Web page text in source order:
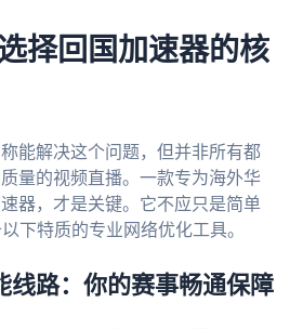
择回国加速器的核
能解决这个问题，但并非所有都
量的视频直播。一款专为海外华
器，才是关键。它不应只是简单
下特质的专业网络优化工具。
线路：你的赛事畅通保障